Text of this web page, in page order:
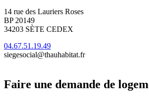
14 rue des Lauriers Roses
BP 20149
34203 SÈTE CEDEX
04.67.51.19.49
siegesocial@thauhabitat.fr
Faire une demande de